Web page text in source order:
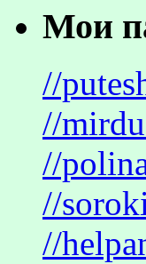
Мои
//
//
//
//
//